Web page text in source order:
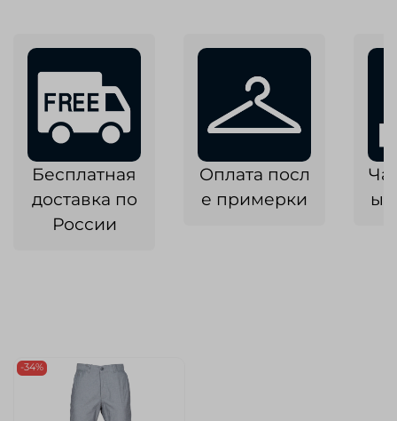
Бесплатная
доставка по
России
Оплата посл
е примерки
-34%